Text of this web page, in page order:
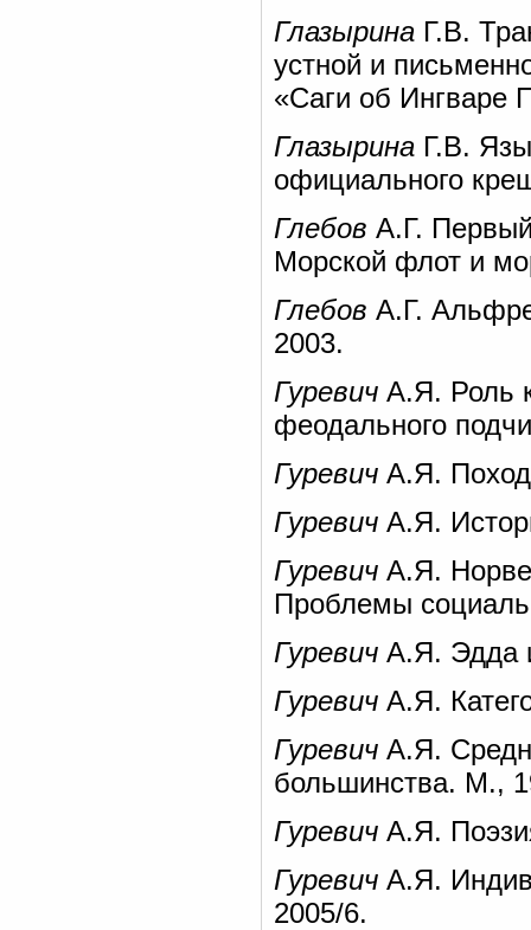
Глазырина Г.В.
устной и
«Саги об Ингваре
Глазырина Г.В.
официального
Глебов А.Г.
Морской флот и
Глебов А.Г.
2003.
Гуревич А.Я. Роль
феодального
Гуревич А.Я.
Гуревич А.Я.
Гуревич А.Я.
Проблемы
Гуревич А.Я. Эдда
Гуревич А.Я.
Гуревич А.Я.
большинства. М.,
Гуревич А.Я.
Гуревич А.Я.
2005/6.